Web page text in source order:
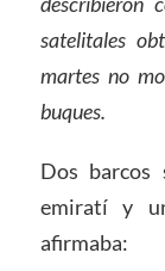
satelitales
martes no
buques.
Dos barcos
emiratí y
afirmaba: